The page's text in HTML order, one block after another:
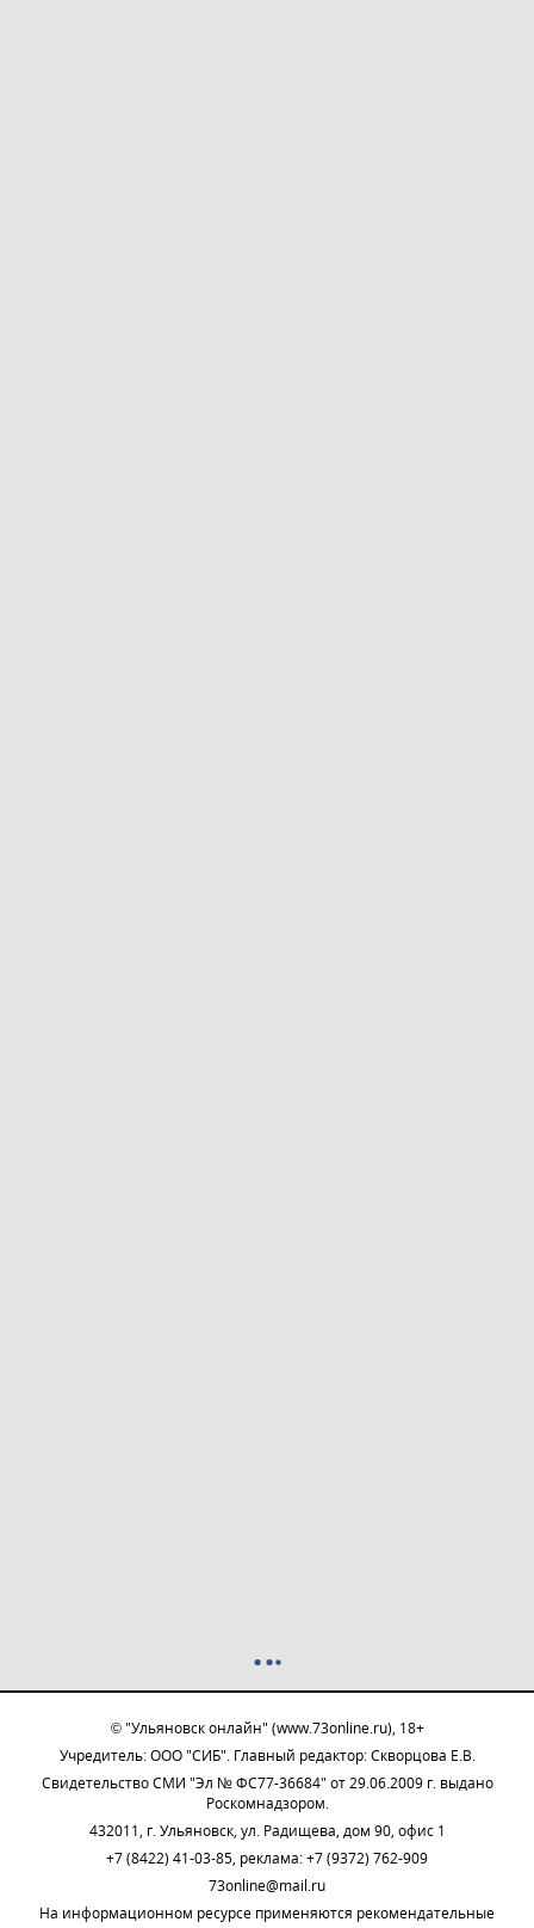
© "Ульяновск онлайн" (www.73online.ru), 18+
Учредитель: ООО "СИБ". Главный редактор: Скворцова Е.В.
Свидетельство СМИ "Эл № ФС77-36684" от 29.06.2009 г. выдано
Роскомнадзором.
432011, г. Ульяновск, ул. Радищева, дом 90, офис 1
+7 (8422) 41-03-85, реклама: +7 (9372) 762-909
73online@mail.ru
На информационном ресурсе применяются рекомендательные